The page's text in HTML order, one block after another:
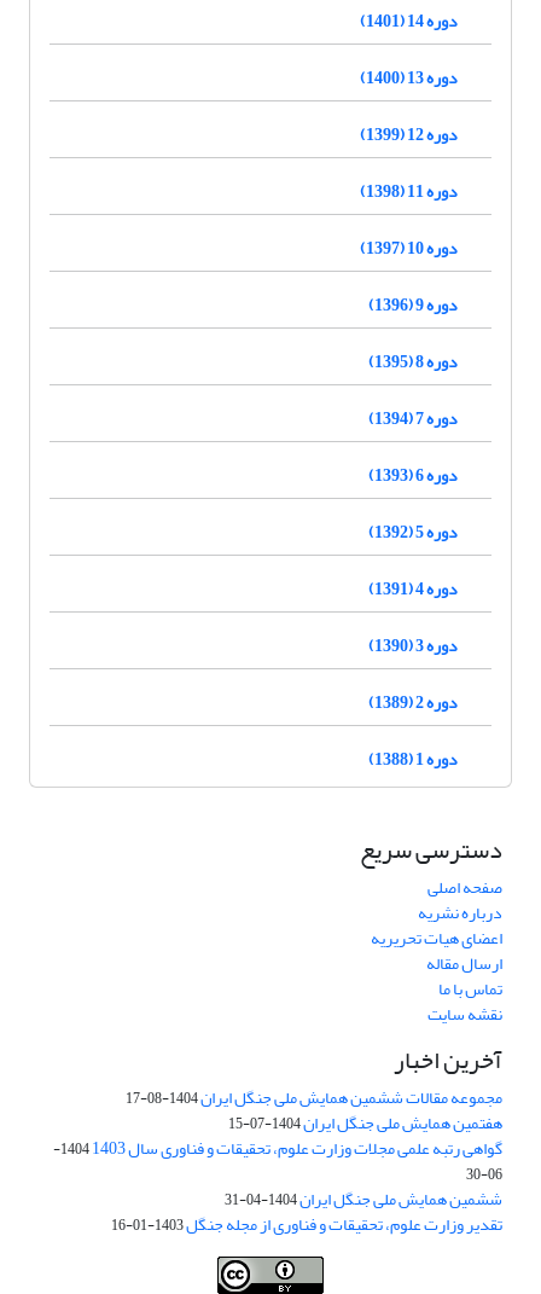
دوره 14 (1401)
دوره 13 (1400)
دوره 12 (1399)
دوره 11 (1398)
دوره 10 (1397)
دوره 9 (1396)
دوره 8 (1395)
دوره 7 (1394)
دوره 6 (1393)
دوره 5 (1392)
دوره 4 (1391)
دوره 3 (1390)
دوره 2 (1389)
دوره 1 (1388)
دسترسی سریع
صفحه اصلی
درباره نشریه
اعضای هیات تحریریه
ارسال مقاله
تماس با ما
نقشه سایت
آخرین اخبار
مجموعه مقالات ششمین همایش ملی جنگل ایران1404-08-17
هفتمین همایش ملی جنگل ایران1404-07-15
گواهی رتبه علمی مجلات وزارت علوم، تحقیقات و فناوری سال 1403
1404-
06-30
ششمین همایش ملی جنگل ایران1404-04-31
تقدیر وزارت علوم، تحقیقات و فناوری از مجله جنگل1403-01-16